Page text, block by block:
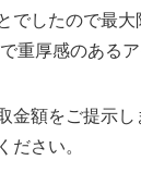
したので最
重厚感のあるア
金額をご提示
ださい。